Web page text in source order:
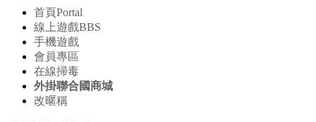
首頁Portal
線上遊戲BBS
手機遊戲
會員專區
在線掃毒
外掛聯合國商城
改暱稱